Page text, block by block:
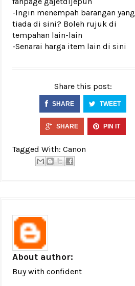
-Ingin menempah barangan yang
tiada di sini? Boleh rujuk di
tempahan lain-lain
-Senarai harga item lain di sini
Share this post:
SHARE TWEET
SHARE PIN IT
Tagged With: Canon
About author:
Buy with confident